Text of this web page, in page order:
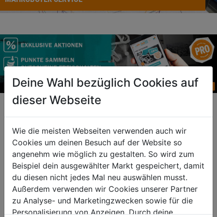
RATGEBER
Deine Wahl bezüglich Cookies auf
dieser Webseite
Wie die meisten Webseiten verwenden auch wir
Cookies um deinen Besuch auf der Website so
angenehm wie möglich zu gestalten. So wird zum
Beispiel dein ausgewählter Markt gespeichert, damit
du diesen nicht jedes Mal neu auswählen musst.
Außerdem verwenden wir Cookies unserer Partner
zu Analyse- und Marketingzwecken sowie für die
Personalisierung von Anzeigen. Durch deine